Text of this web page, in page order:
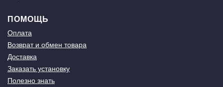
ПОМОЩЬ
Оплата
Возврат и обмен товара
Доставка
Заказать установку
Полезно знать